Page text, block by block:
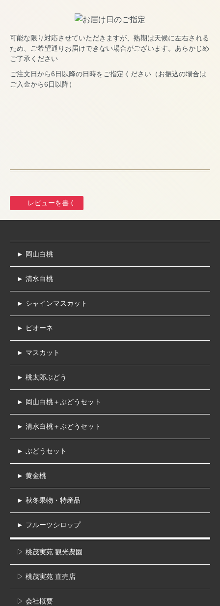
可能な限り対応させていただきますが、熟期は天候に左右される
ため、ご希望通りお届けできない場合がございます。あらかじめ
ご了承ください
ご注文日から6日以降の日時をご指定ください（お振込の場合は
ご入金から6日以降）
レビューを書く
► 岡山白桃
► 清水白桃
► シャインマスカット
► ピオーネ
► マスカット
► 桃太郎ぶどう
► 岡山白桃＋ぶどうセット
► 清水白桃＋ぶどうセット
► ぶどうセット
► 黄金桃
► 秋冬果物・特産品
► フルーツシロップ
▷ 桃茂実苑 観光農園
▷ 桃茂実苑 直売店
▷ 会社概要